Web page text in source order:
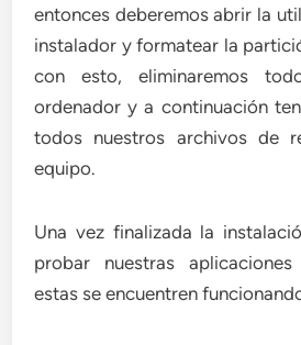
entonces deberemos abrir la
instalador y formatear la
con esto, eliminaremos
ordenador y a continuación
todos nuestros archivos de
equipo.
Una vez finalizada la
probar nuestras
estas se encuentren